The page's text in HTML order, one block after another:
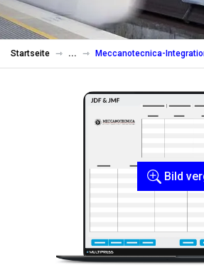
Startseite Meccanotecnica-
Bild